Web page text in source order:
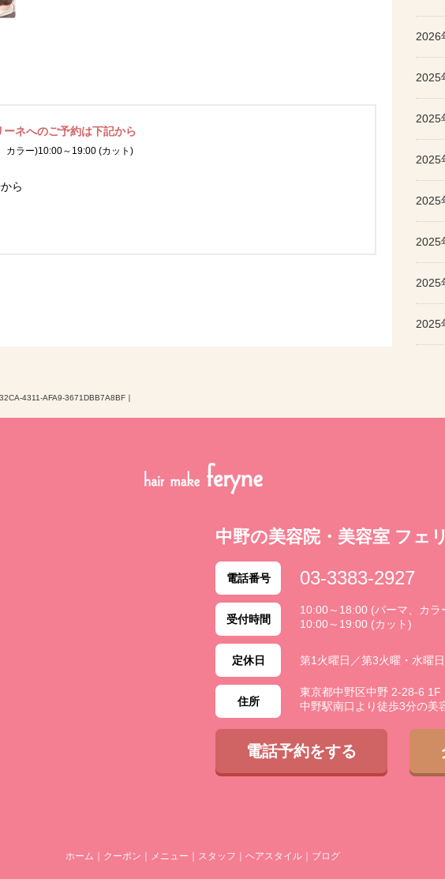
ーネへのご予約は下記から
カラー)10:00～19:00 (カット)
ら
2026
2025
2025
2025
2025
2025
2025
2025
4311-AFA9-3671DBB7A8BF ｜
中野の美容院・美容室 フェ
電話番号 03-3383-2927
受付時間
10:00～18:00 (パーマ、カラ
10:00～19:00 (カット)
定休日 第1火曜日／第3火曜・水曜日
住所
東京都中野区中野 2-28-6 1F
中野駅南口より徒歩3分の美
電話予約をする
ホーム クーポン メニュー スタッフ ヘアスタイル ブログ